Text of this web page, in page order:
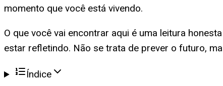
momento que você está vivendo.
O que você vai encontrar aqui é uma leitura
estar refletindo. Não se trata de prever o futuro,
Índice